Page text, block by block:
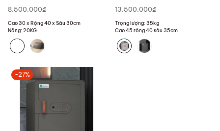
8.500.000₫
Cao 30 x Rộng 40 x Sâu 30cm
Nặng: 20KG
danh người mở
13.500.000₫
Trọng lượng: 35kg
Cao 45 rộng 40 sâu 35cm
-27%